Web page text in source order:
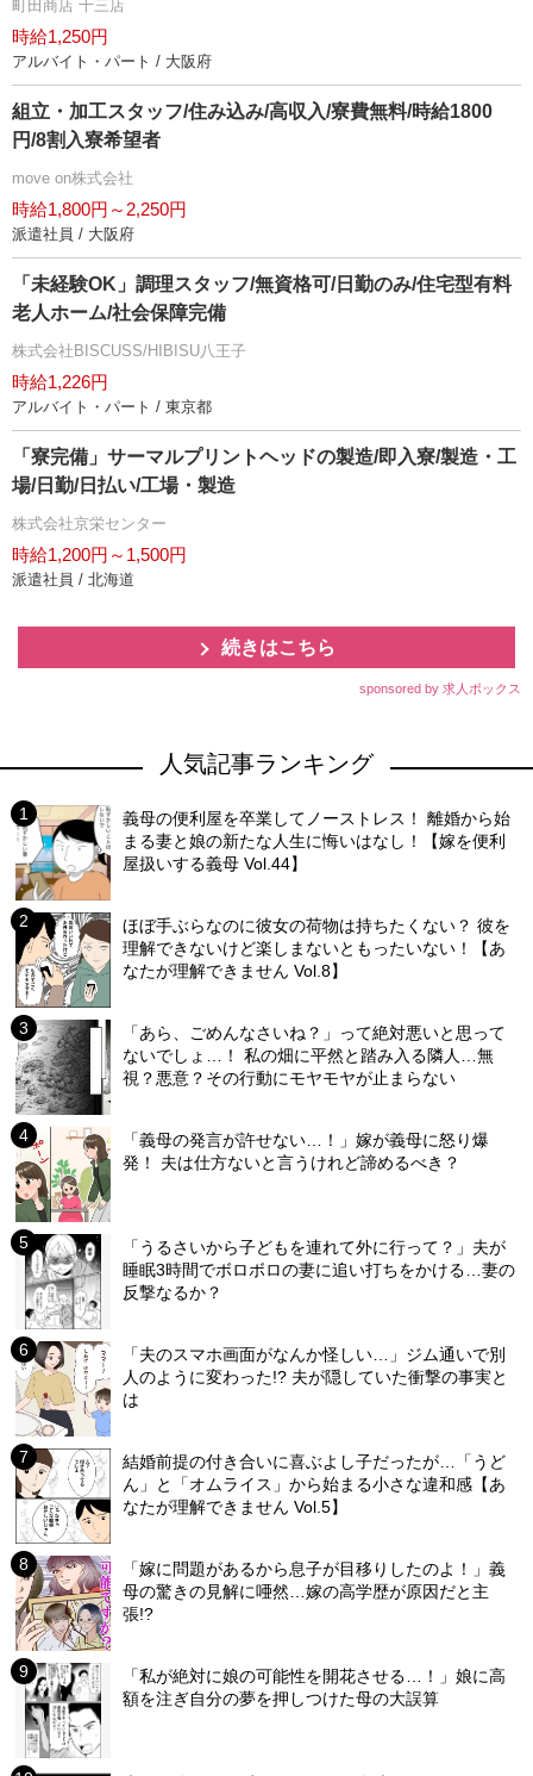
町田商店 十三店
時給1,250円
アルバイト・パート / 大阪府
組立・加工スタッフ/住み込み/高収入/寮費無料/時給1800
円/8割入寮希望者
move on株式会社
時給1,800円～2,250円
派遣社員 / 大阪府
「未経験OK」調理スタッフ/無資格可/日勤のみ/住宅型有料
老人ホーム/社会保障完備
株式会社BISCUSS/HIBISU八王子
時給1,226円
アルバイト・パート / 東京都
「寮完備」サーマルプリントヘッドの製造/即入寮/製造・工
場/日勤/日払い/工場・製造
株式会社京栄センター
時給1,200円～1,500円
派遣社員 / 北海道
続きはこちら
sponsored by 求人ボックス
人気記事ランキング
義母の便利屋を卒業してノーストレス！ 離婚から始
まる妻と娘の新たな人生に悔いはなし！【嫁を便利
屋扱いする義母 Vol.44】
ほぼ手ぶらなのに彼女の荷物は持ちたくない？ 彼を
理解できないけど楽しまないともったいない！【あ
なたが理解できません Vol.8】
「あら、ごめんなさいね？」って絶対悪いと思って
ないでしょ…！ 私の畑に平然と踏み入る隣人…無
視？悪意？その行動にモヤモヤが止まらない
「義母の発言が許せない…！」嫁が義母に怒り爆
発！ 夫は仕方ないと言うけれど諦めるべき？
「うるさいから子どもを連れて外に行って？」夫が
睡眠3時間でボロボロの妻に追い打ちをかける…妻の
反撃なるか？
「夫のスマホ画面がなんか怪しい…」ジム通いで別
人のように変わった!? 夫が隠していた衝撃の事実と
は
結婚前提の付き合いに喜ぶよし子だったが…「うど
ん」と「オムライス」から始まる小さな違和感【あ
なたが理解できません Vol.5】
「嫁に問題があるから息子が目移りしたのよ！」義
母の驚きの見解に唖然…嫁の高学歴が原因だと主
張!?
「私が絶対に娘の可能性を開花させる…！」娘に高
額を注ぎ自分の夢を押しつけた母の大誤算